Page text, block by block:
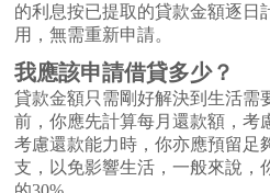
的利息按已提取的貸款金額逐日
用，無需重新申請。
我應該申請借貸多少？
貸款金額只需剛好解決到生活需
前，你應先計算每月還款額，考
考慮還款能力時，你亦應預留足
支，以免影響生活，一般來說，